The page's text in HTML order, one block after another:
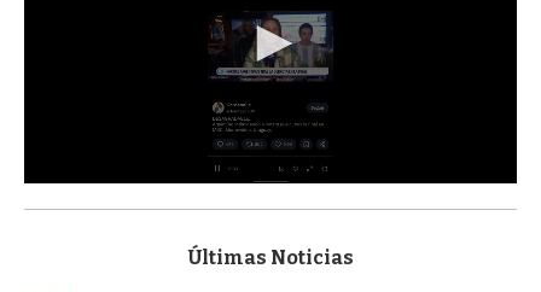
s
Últimas Noticias